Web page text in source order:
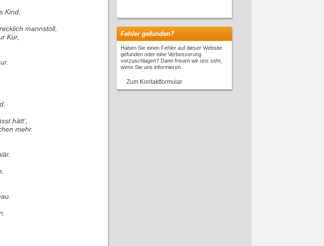
Kind.
mannstoll,
Kur,
hätt’,
mehr.
Fehler gefunden?
Haben Sie einen Fehler auf dieser Website
gefunden oder eine Verbesserung
vorzuschlagen? Dann freuen wir uns sehr,
wenn Sie uns informieren.
Zum Kontaktformular